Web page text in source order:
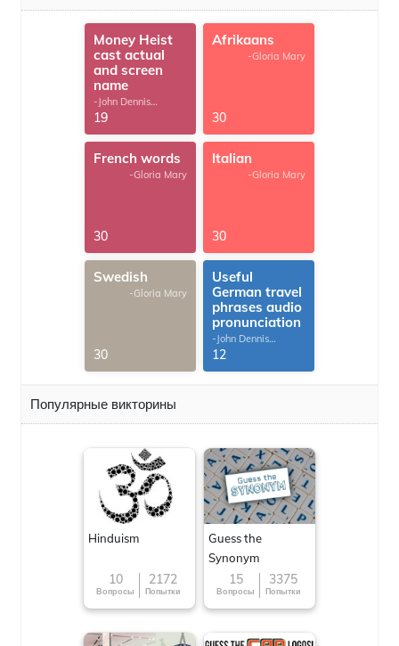
Money Heist
cast actual
and screen
name
-John Dennis
G.Thomas
19
Afrikaans
-Gloria Mary
30
French words
-Gloria Mary
30
Italian
-Gloria Mary
30
Swedish
-Gloria Mary
30
Useful
German travel
phrases audio
pronunciation
-John Dennis
G.Thomas
12
Популярные викторины
Hinduism
10
Вопросы
2172
Попытки
Guess the
Synonym
15
Вопросы
3375
Попытки